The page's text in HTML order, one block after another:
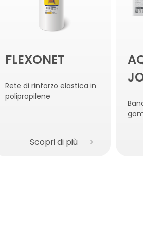
FLEXONET
Rete di rinforzo elastica in
polipropilene
Scopri di più